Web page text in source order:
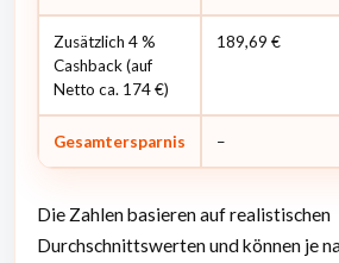
Zusätzlich 4 %
Cashback (auf
Netto ca. 174 €)
189,69 €
Gesamtersparnis –
Die Zahlen basieren auf realistischen
Durchschnittswerten und können je